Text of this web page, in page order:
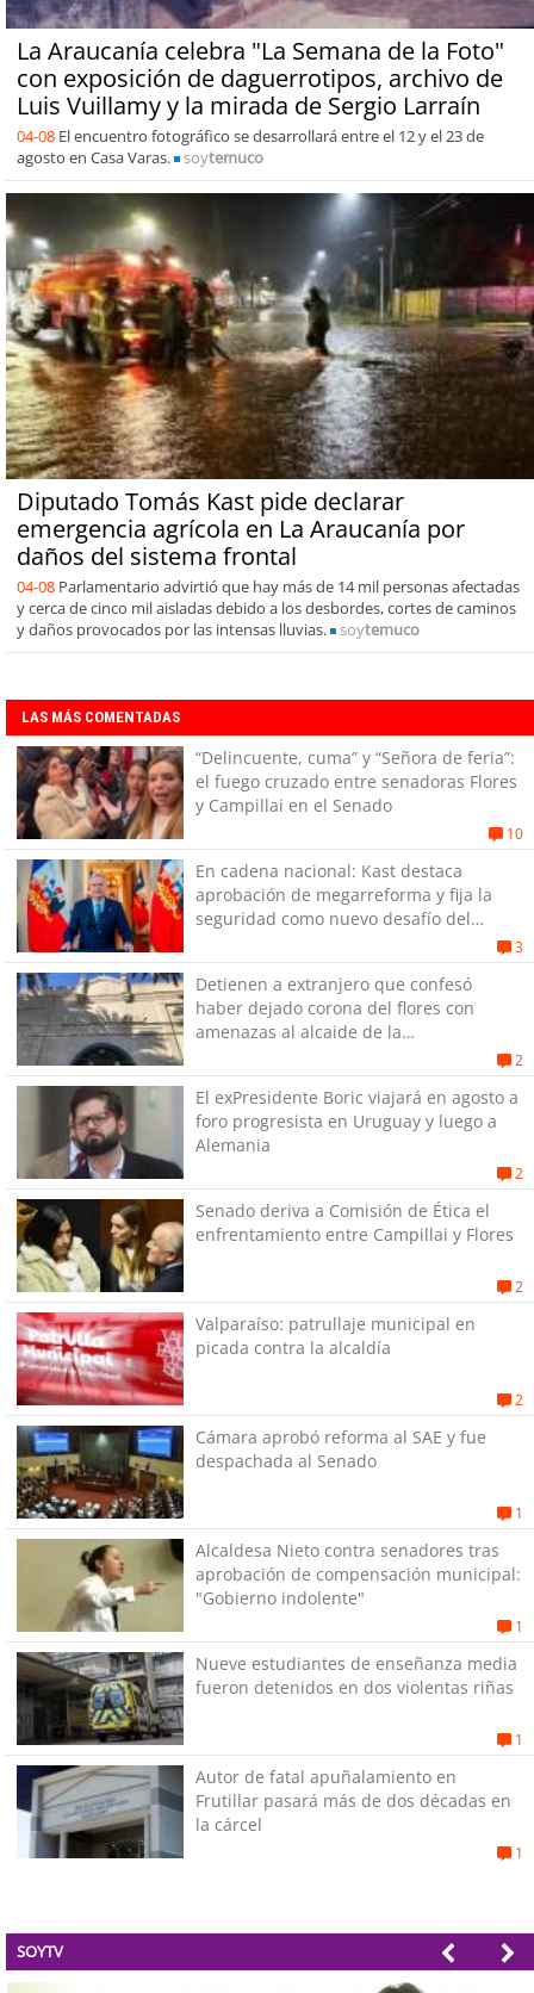
La Araucanía celebra "La Semana de la Foto"
con exposición de daguerrotipos, archivo de
Luis Vuillamy y la mirada de Sergio Larraín
04-08 El encuentro fotográfico se desarrollará entre el 12 y el 23 de
agosto en Casa Varas.
soytemuco
Diputado Tomás Kast pide declarar
emergencia agrícola en La Araucanía por
daños del sistema frontal
04-08 Parlamentario advirtió que hay más de 14 mil personas afectadas
y cerca de cinco mil aisladas debido a los desbordes, cortes de caminos
y daños provocados por las intensas lluvias.
soytemuco
LAS MÁS COMENTADAS
“Delincuente, cuma” y “Señora de feria”:
el fuego cruzado entre senadoras Flores
y Campillai en el Senado
10
En cadena nacional: Kast destaca
aprobación de megarreforma y fija la
seguridad como nuevo desafío del
3
Detienen a extranjero que confesó
haber dejado corona del flores con
amenazas al alcaide de la
2
El exPresidente Boric viajará en agosto a
foro progresista en Uruguay y luego a
Alemania
2
Senado deriva a Comisión de Ética el
enfrentamiento entre Campillai y Flores
2
Valparaíso: patrullaje municipal en
picada contra la alcaldía
2
Cámara aprobó reforma al SAE y fue
despachada al Senado
1
Alcaldesa Nieto contra senadores tras
aprobación de compensación municipal:
"Gobierno indolente"
1
Nueve estudiantes de enseñanza media
fueron detenidos en dos violentas riñas
1
Autor de fatal apuñalamiento en
Frutillar pasará más de dos décadas en
la cárcel
1
SOYTV